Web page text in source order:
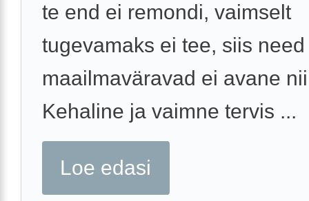
te end ei remondi, vaimselt
tugevamaks ei tee, siis need
maailmaväravad ei avane
Kehaline ja vaimne tervis ...
Loe edasi